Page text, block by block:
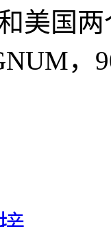
美国
，